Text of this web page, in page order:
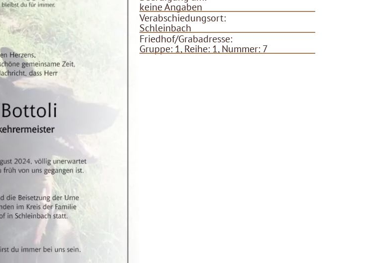
keine Angaben
Verabschiedungsort:
Schleinbach
Friedhof/Grabadresse:
Gruppe: 1, Reihe: 1, Nummer: 7